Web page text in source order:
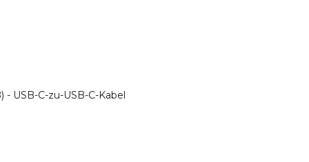
USB-C-zu-USB-C-Kabel